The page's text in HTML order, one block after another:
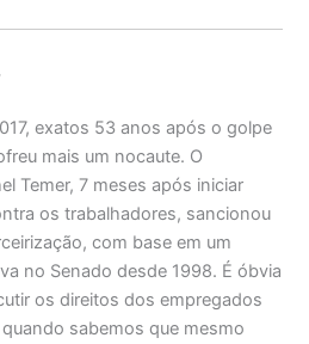
exatos 53 anos após o golpe
mais um nocaute. O
Temer, 7 meses após iniciar
os trabalhadores, sancionou
com base em um
no Senado desde 1998. É óbvia
os direitos dos empregados
sabemos que mesmo